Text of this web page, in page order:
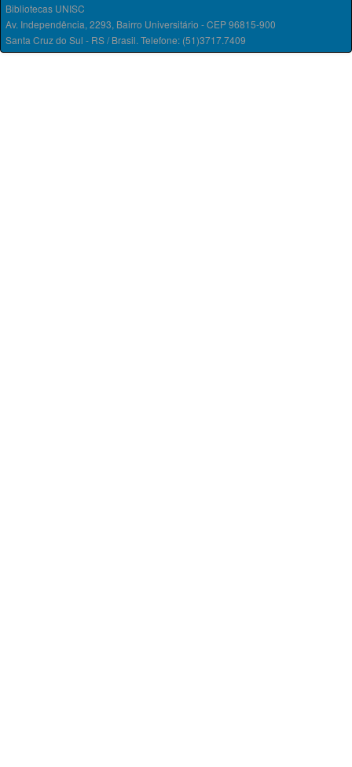
Bibliotecas UNISC
Av. Independência, 2293, Bairro Universitário - CEP 96815-900
Santa Cruz do Sul - RS / Brasil. Telefone: (51)3717.7409